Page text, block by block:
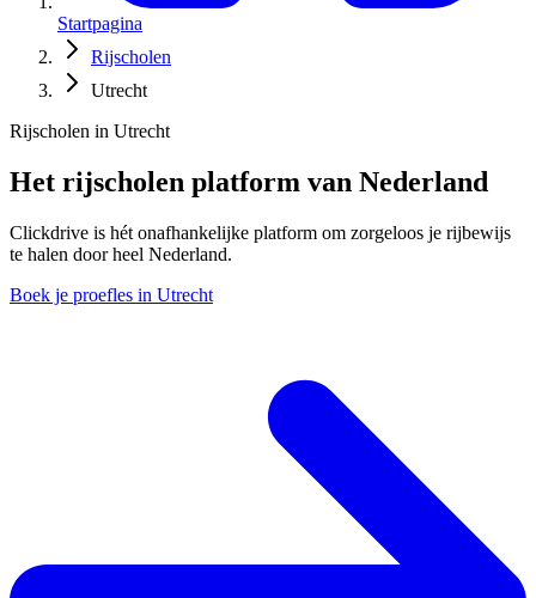
Startpagina
Rijscholen
Utrecht
Rijscholen in Utrecht
Het rijscholen platform van Nederland
Clickdrive is hét onafhankelijke platform om zorgeloos je rijbewijs
te halen door heel Nederland.
Boek je proefles in Utrecht